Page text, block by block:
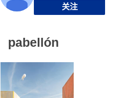
关注
pabellón